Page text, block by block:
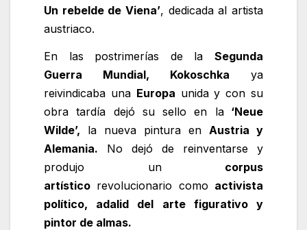
Un rebelde de Viena’, dedicada al artista
austriaco.
En las postrimerías de la Segunda
Guerra Mundial, Kokoschka ya
reivindicaba una Europa unida y con su
obra tardía dejó su sello en la‘Neue
Wilde’, la nueva pintura en Austria y
Alemania. No dejó de reinventarse y
produjo un corpus
artístico revolucionario como activista
político, adalid del arte figurativo y
pintor de almas.